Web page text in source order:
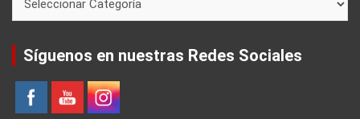
Síguenos en nuestras Redes Sociales